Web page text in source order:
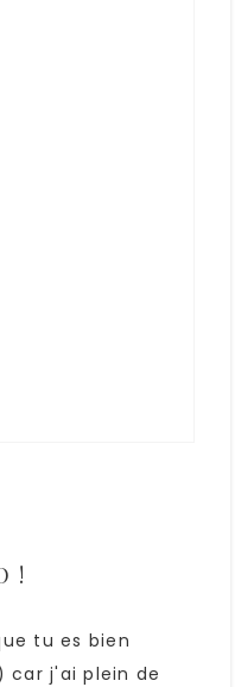
!
tu es bien
car j'ai plein de